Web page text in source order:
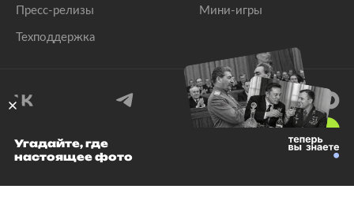
Пресс-релизы
Техподдержка
Мини-игры
© 1999–2026 Все права защищены.
Угадайте, где
настоящее фото